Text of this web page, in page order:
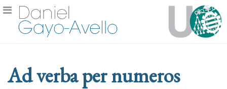
Ad verba per numeros